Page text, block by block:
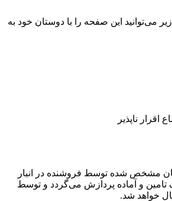
می‌توانید این صفحه را با دوستان خود به
اقرار ناپذیر
مشخص شده توسط فروشنده در انبار
تامین و آماده پردازش می‌گردد و توسط
خواهد شد.